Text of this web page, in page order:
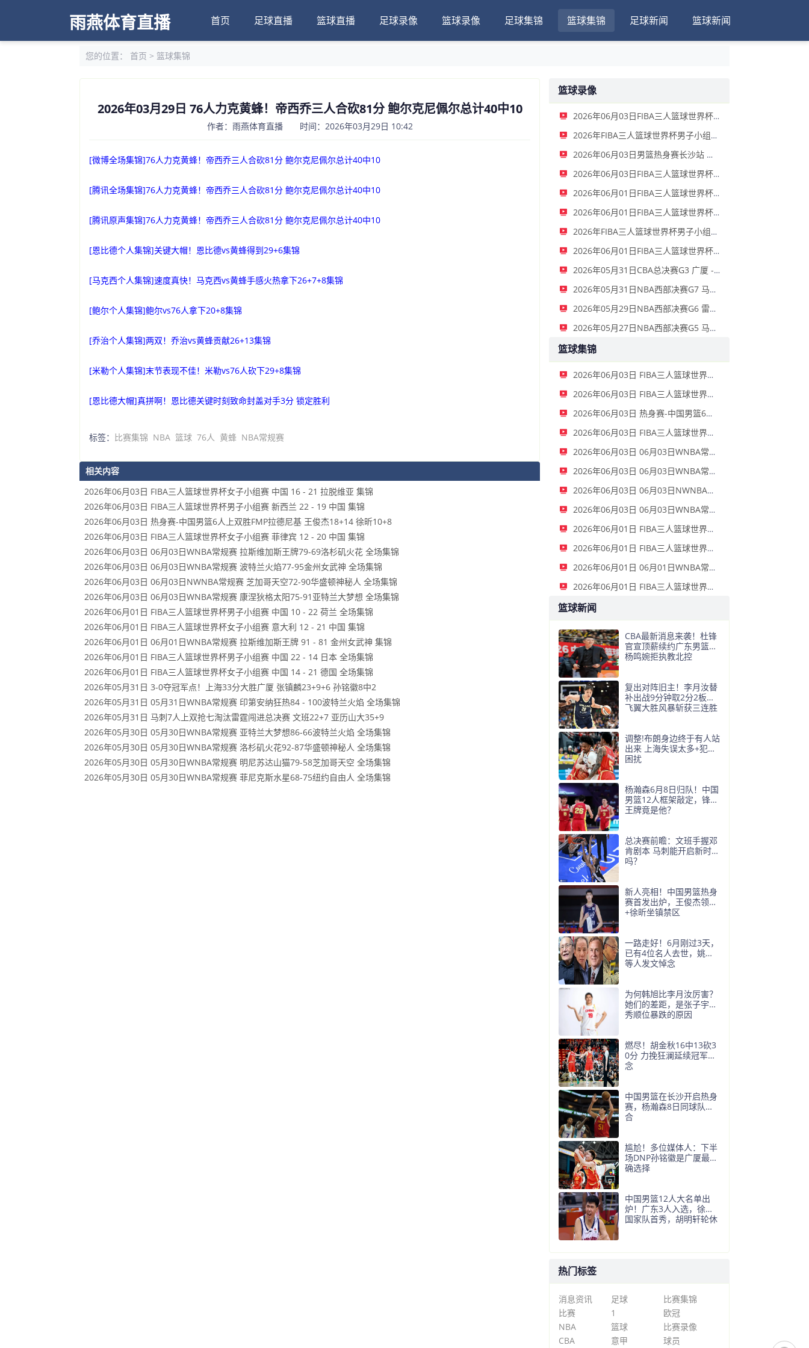
雨燕体育直播 首页 足球直播 篮球直播 足球录像 篮球录像 足球集锦 篮球集锦 足球新闻 篮球新闻
您的位置： 首页 > 篮球集锦
2026年03月29日 76人力克黄蜂！帝西乔三人合砍81分 鲍尔克尼佩尔总计40中10
作者：雨燕体育直播 时间：2026年03月29日 10:42
[微博全场集锦]76人力克黄蜂！帝西乔三人合砍81分 鲍尔克尼佩尔总计40中10
[腾讯全场集锦]76人力克黄蜂！帝西乔三人合砍81分 鲍尔克尼佩尔总计40中10
[腾讯原声集锦]76人力克黄蜂！帝西乔三人合砍81分 鲍尔克尼佩尔总计40中10
[恩比德个人集锦]关键大帽！恩比德vs黄蜂得到29+6集锦
[马克西个人集锦]速度真快！马克西vs黄蜂手感火热拿下26+7+8集锦
[鲍尔个人集锦]鲍尔vs76人拿下20+8集锦
[乔治个人集锦]两双！乔治vs黄蜂贡献26+13集锦
[米勒个人集锦]末节表现不佳！米勒vs76人砍下29+8集锦
[恩比德大帽]真拼啊！恩比德关键时刻致命封盖对手3分 锁定胜利
标签： 比赛集锦 NBA 篮球 76人 黄蜂 NBA常规赛
相关内容
2026年06月03日 FIBA三人篮球世界杯女子小组赛 中国 16 - 21 拉脱维亚 集锦
2026年06月03日 FIBA三人篮球世界杯男子小组赛 新西兰 22 - 19 中国 集锦
2026年06月03日 热身赛-中国男篮6人上双胜FMP拉德尼基 王俊杰18+14 徐昕10+8
2026年06月03日 FIBA三人篮球世界杯女子小组赛 菲律宾 12 - 20 中国 集锦
2026年06月03日 06月03日WNBA常规赛 拉斯维加斯王牌79-69洛杉矶火花 全场集锦
2026年06月03日 06月03日WNBA常规赛 波特兰火焰77-95金州女武神 全场集锦
2026年06月03日 06月03日NWNBA常规赛 芝加哥天空72-90华盛顿神秘人 全场集锦
2026年06月03日 06月03日WNBA常规赛 康涅狄格太阳75-91亚特兰大梦想 全场集锦
2026年06月01日 FIBA三人篮球世界杯男子小组赛 中国 10 - 22 荷兰 全场集锦
2026年06月01日 FIBA三人篮球世界杯女子小组赛 意大利 12 - 21 中国 集锦
2026年06月01日 06月01日WNBA常规赛 拉斯维加斯王牌 91 - 81 金州女武神 集锦
2026年06月01日 FIBA三人篮球世界杯男子小组赛 中国 22 - 14 日本 全场集锦
2026年06月01日 FIBA三人篮球世界杯女子小组赛 中国 14 - 21 德国 全场集锦
2026年05月31日 3-0夺冠军点！上海33分大胜广厦 张镇麟23+9+6 孙铭徽8中2
2026年05月31日 05月31日WNBA常规赛 印第安纳狂热84 - 100波特兰火焰 全场集锦
2026年05月31日 马刺7人上双抢七淘汰雷霆闯进总决赛 文班22+7 亚历山大35+9
2026年05月30日 05月30日WNBA常规赛 亚特兰大梦想86-66波特兰火焰 全场集锦
2026年05月30日 05月30日WNBA常规赛 洛杉矶火花92-87华盛顿神秘人 全场集锦
2026年05月30日 05月30日WNBA常规赛 明尼苏达山猫79-58芝加哥天空 全场集锦
2026年05月30日 05月30日WNBA常规赛 菲尼克斯水星68-75纽约自由人 全场集锦
篮球录像
2026年06月03日FIBA三人篮球世界杯女子小组赛 中国 - 拉脱维亚 录像
2026年FIBA三人篮球世界杯男子小组赛 新西兰 - 中国 录像
2026年06月03日男篮热身赛长沙站 中国男篮 - FMP拉德尼基 全场录像
2026年06月03日FIBA三人篮球世界杯女子小组赛 菲律宾 - 中国 录像
2026年06月01日FIBA三人篮球世界杯男子小组赛 中国 - 荷兰 录像
2026年06月01日FIBA三人篮球世界杯女子小组赛 意大利 - 中国 录像
2026年FIBA三人篮球世界杯男子小组赛 中国 - 日本 全场录像
2026年06月01日FIBA三人篮球世界杯女子小组赛 中国 - 德国 全场录像
2026年05月31日CBA总决赛G3 广厦 - 上海 全场录像
2026年05月31日NBA西部决赛G7 马刺 - 雷霆 全场录像
2026年05月29日NBA西部决赛G6 雷霆 - 马刺 全场录像
2026年05月27日NBA西部决赛G5 马刺 - 雷霆 全场录像
篮球集锦
2026年06月03日 FIBA三人篮球世界杯女子小组赛 中国 16 - 21 拉脱维亚 集锦
2026年06月03日 FIBA三人篮球世界杯男子小组赛 新西兰 22 - 19 中国 集锦
2026年06月03日 热身赛-中国男篮6人上双胜FMP拉德尼基 王俊杰18+14 徐昕10+8
2026年06月03日 FIBA三人篮球世界杯女子小组赛 菲律宾 12 - 20 中国 集锦
2026年06月03日 06月03日WNBA常规赛 拉斯维加斯王牌79-69洛杉矶火花 全场集锦
2026年06月03日 06月03日WNBA常规赛 波特兰火焰77-95金州女武神 全场集锦
2026年06月03日 06月03日NWNBA常规赛 芝加哥天空72-90华盛顿神秘人 全场集锦
2026年06月03日 06月03日WNBA常规赛 康涅狄格太阳75-91亚特兰大梦想 全场集锦
2026年06月01日 FIBA三人篮球世界杯男子小组赛 中国 10 - 22 荷兰 全场集锦
2026年06月01日 FIBA三人篮球世界杯女子小组赛 意大利 12 - 21 中国 集锦
2026年06月01日 06月01日WNBA常规赛 拉斯维加斯王牌 91 - 81 金州女武神 集锦
2026年06月01日 FIBA三人篮球世界杯男子小组赛 中国 22 - 14 日本 全场集锦
篮球新闻
CBA最新消息来袭！杜锋
官宣顶薪续约广东男篮，
杨鸣婉拒执教北控
复出对阵旧主！李月汝替
补出战9分钟取2分2板，
飞翼大胜风暴斩获三连胜
调整!布朗身边终于有人站
出来 上海失误太多+犯规
困扰
杨瀚森6月8日归队！中国
男篮12人框架敲定，锋线
王牌竟是他？
总决赛前瞻：文班手握邓
肯剧本 马刺能开启新时代
吗？
新人亮相！中国男篮热身
赛首发出炉，王俊杰领衔
+徐昕坐镇禁区
一路走好！6月刚过3天，
已有4位名人去世，姚明
等人发文悼念
为何韩旭比李月汝厉害？
她们的差距，是张子宇选
秀顺位暴跌的原因
燃尽！胡金秋16中13砍3
0分 力挽狂澜延续冠军悬
念
中国男篮在长沙开启热身
赛，杨瀚森8日同球队会
合
尴尬！多位媒体人：下半
场DNP孙铭徽是广厦最正
确选择
中国男篮12人大名单出
炉！广东3人入选，徐昕
国家队首秀，胡明轩轮休
热门标签
消息资讯 足球
比赛集锦
比赛
1
欧冠
NBA
篮球
比赛录像
CBA
意甲 球员